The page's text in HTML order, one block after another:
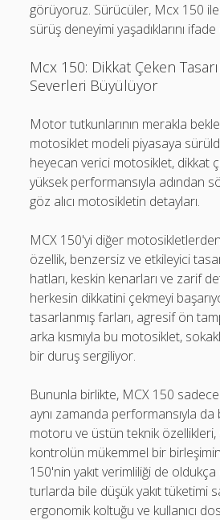
görüyoruz. Sürücüler, Mcx 150
sürüş deneyimi yaşadıklarını
Mcx 150: Dikkat Çeken
Severleri Büyülüyor
Motor tutkunlarının merakla
motosiklet modeli piyasaya
heyecan verici motosiklet, dikkat
yüksek performansıyla adından
göz alıcı motosikletin detayları.
MCX 150'yi diğer
özellik, benzersiz ve etkileyici
hatları, keskin kenarları ve zarif
herkesin dikkatini çekmeyi
tasarlanmış farları, agresif ön
arka kısmıyla bu motosiklet,
bir duruş sergiliyor.
Bununla birlikte, MCX 150
aynı zamanda performansıyla
motoru ve üstün teknik özellikleri,
kontrolün mükemmel bir
150'nin yakıt verimliliği de
turlarda bile düşük yakıt tüketimi
ergonomik koltuğu ve kullanıcı